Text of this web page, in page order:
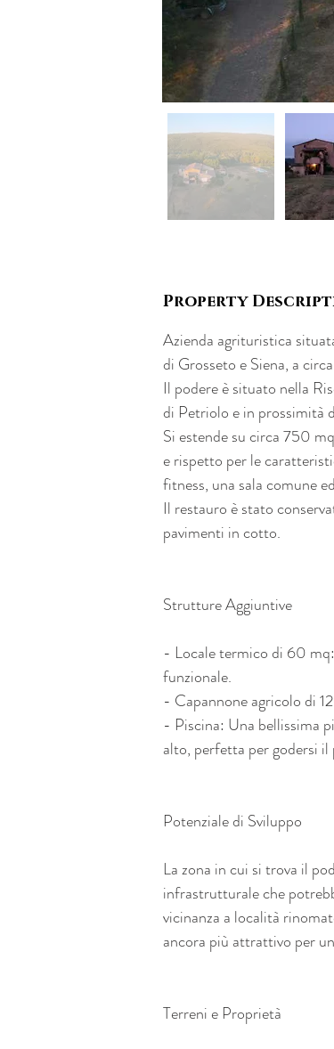
Property
Azienda agrituristica
di Grosseto e Siena, a
Il podere è situato nella
di Petriolo e in prossimità
Si estende su circa 750
e rispetto per le
fitness, una sala comune
Il restauro è stato
pavimenti in cotto.
Strutture Aggiuntive
- Locale termico di 60
funzionale.
- Capannone agricolo di
- Piscina: Una bellissima
alto, perfetta per godersi il
Potenziale di Sviluppo
La zona in cui si trova il
infrastrutturale che
vicinanza a località
ancora più attrattivo per
Terreni e Proprietà